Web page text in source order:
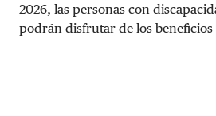
2026, las personas con
podrán disfrutar de los beneficios